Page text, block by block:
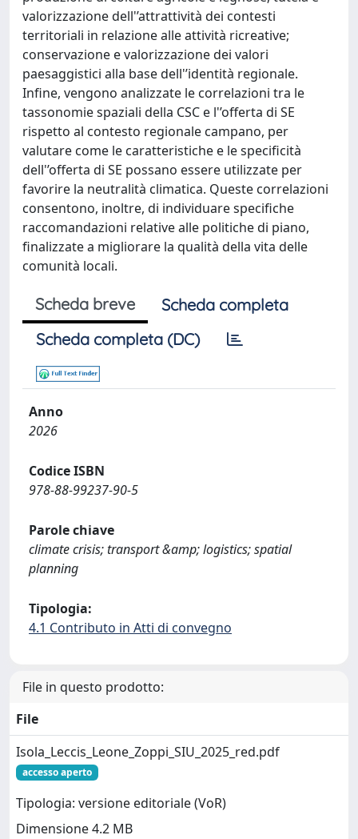
valorizzazione dell'’attrattività dei contesti
territoriali in relazione alle attività ricreative;
conservazione e valorizzazione dei valori
paesaggistici alla base dell'’identità regionale.
Infine, vengono analizzate le correlazioni tra le
tassonomie spaziali della CSC e l'’offerta di SE
rispetto al contesto regionale campano, per
valutare come le caratteristiche e le specificità
dell'’offerta di SE possano essere utilizzate per
favorire la neutralità climatica. Queste correlazioni
consentono, inoltre, di individuare specifiche
raccomandazioni relative alle politiche di piano,
finalizzate a migliorare la qualità della vita delle
comunità locali.
Scheda breve
Scheda completa
Scheda completa (DC)
Anno
2026
Codice ISBN
978-88-99237-90-5
Parole chiave
climate crisis; transport &amp; logistics; spatial
planning
Tipologia:
4.1 Contributo in Atti di convegno
File in questo prodotto:
File
Isola_Leccis_Leone_Zoppi_SIU_2025_red.pdf
accesso aperto
Tipologia: versione editoriale (VoR)
Dimensione 4.2 MB